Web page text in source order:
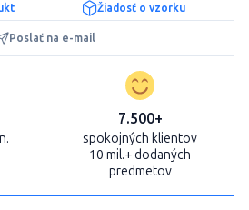
Žiadosť o vzorku
Poslať na e-mail
7.500+
spokojných klientov
10 mil.+ dodaných
predmetov